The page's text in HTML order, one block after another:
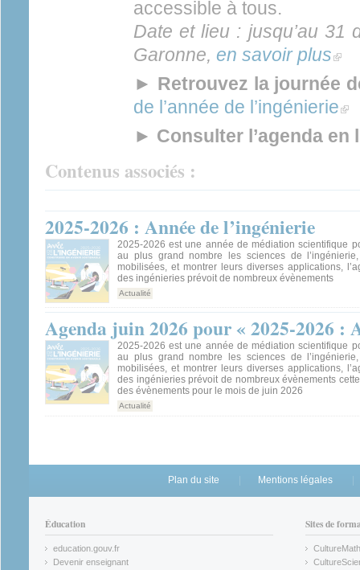
accessible à tous.
Date et lieu : jusqu’au 31
Garonne, en savoir plus (link
► Retrouvez la journée
de l’année de l’ingénierie
► Consulter l’agenda en
Contenus associés :
2025-2026 : Année de l’ingénierie
2025-2026 est une année de médiation scientifique
au plus grand nombre les sciences de
mobilisées, et montrer leurs diverses applications,
des ingénieries prévoit de nombreux évènements
Actualité
Agenda juin 2026 pour « 2025-2026 :
2025-2026 est une année de médiation scientifique
au plus grand nombre les sciences de
mobilisées, et montrer leurs diverses applications,
des ingénieries prévoit de nombreux évènements
des évènements pour le mois de juin 2026
Actualité
Plan du site Mentions légales
Éducation
education.gouv.fr
(link is external)
Devenir enseignant
Sites de
CultureMath
(link is